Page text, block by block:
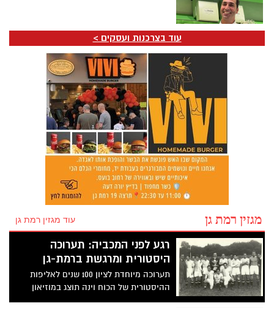
עוד בצרכנות ועסקים >
מגזין רמת גן עוד מגזין רמת גן
רגע לפני המכביה: תערוכה
היסטורית ומרגשת ברמת-גן
תערוכה מיוחדת לציון 100 שנים לאליפות
ההיסטורית של הכוח וינה תוצג במוזיאון
הספורט היהודי העולמי בכפר המכביה